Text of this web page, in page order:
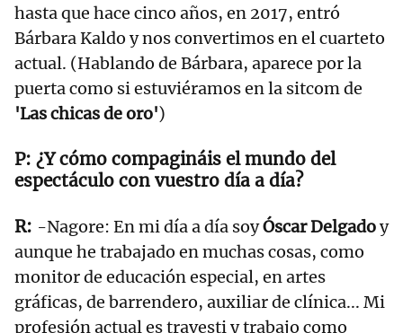
hasta que hace cinco años, en 2017, entró
Bárbara Kaldo y nos convertimos en el cuarteto
actual. (Hablando de Bárbara, aparece por la
puerta como si estuviéramos en la sitcom de
'Las chicas de oro')
¿Y cómo compagináis el mundo del
espectáculo con vuestro día a día?
-Nagore: En mi día a día soyÓscar Delgadoy
aunque he trabajado en muchas cosas, como
monitor de educación especial, en artes
gráficas, de barrendero, auxiliar de clínica... Mi
profesión actual es travesti y trabajo como